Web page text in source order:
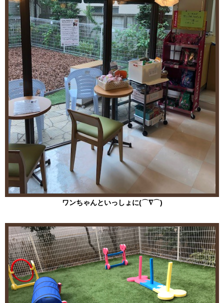
9/24（木）社内研修の為、
トリミングの営業は12：00までとなります。
（単品ケア等は
12：00～予約可能です。施術内容により応相談。）
尚、カフェ（ドッグスペース含む）は
通常通り営業させて頂きます。
2020.08.11
2020.08.11
ドッグカフェスペース改装致しました。
2020.07.19
ワンちゃんといっしょに(⌒∇⌒)